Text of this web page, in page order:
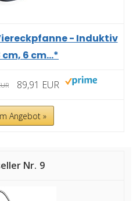
- Induktiv
6 cm...*
89,91 EUR
Angebot »
9